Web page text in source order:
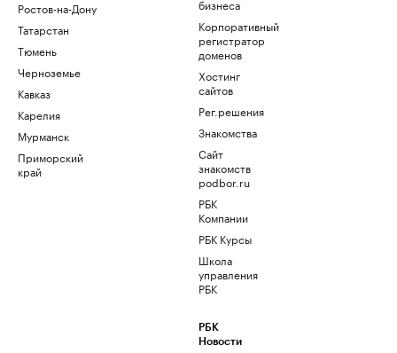
Ростов-на-Дону
Татарстан
Тюмень
Черноземье
Кавказ
Карелия
Мурманск
Приморский
край
бизнеса
Корпоративный
регистратор
доменов
Хостинг
сайтов
Рег.решения
Знакомства
Сайт
знакомств
podbor.ru
РБК
Компании
РБК Курсы
Школа
управления
РБК
РБК
Новости